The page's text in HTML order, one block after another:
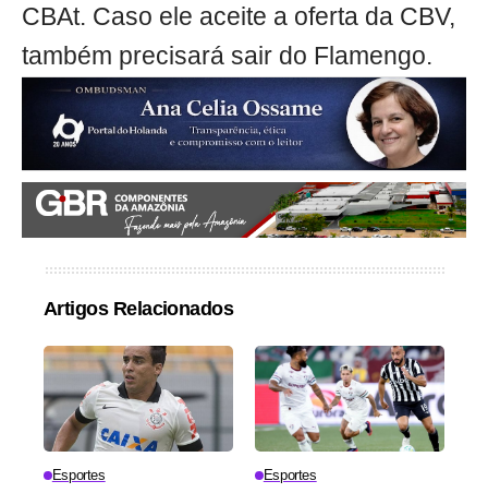
CBAt. Caso ele aceite a oferta da CBV,
também precisará sair do Flamengo.
Artigos Relacionados
Esportes Esportes